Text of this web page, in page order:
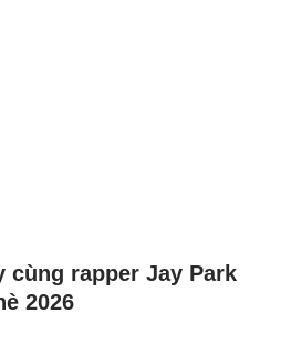
cùng rapper Jay Park
2026